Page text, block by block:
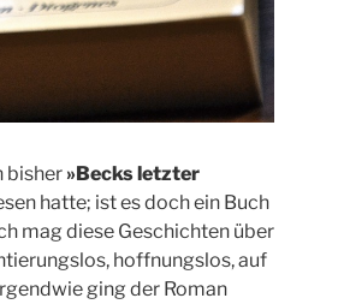
bisher »Becks letzter
hatte; ist es doch ein Buch
mag diese Geschichten über
hoffnungslos, auf
ging der Roman